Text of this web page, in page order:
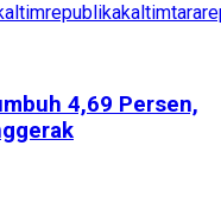
4,69 Persen,